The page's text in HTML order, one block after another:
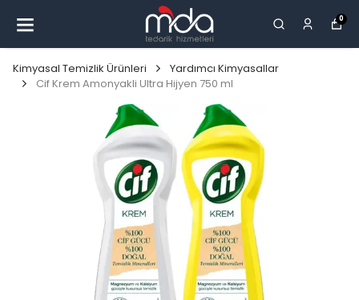
0
Kimyasal Temizlik Ürünleri
Yardımcı Kimyasallar
Cif Krem Amonyakli Ultra Hijyen 750 ml